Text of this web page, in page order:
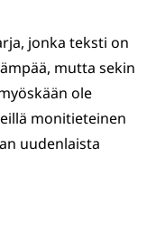
jonka teksti on
mutta sekin
ole
monitieteinen
uudenlaista